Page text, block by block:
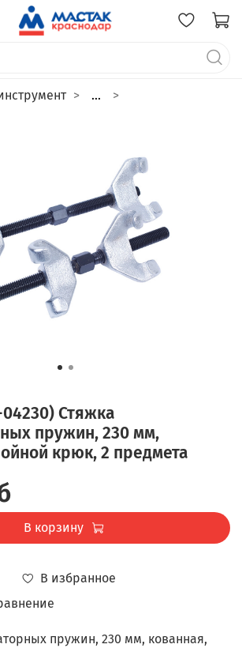
...
Стяжка
пружин, 230 мм,
крюк, 2 предмета
В избранное
В корзину
пружин, 230 мм, кованная,